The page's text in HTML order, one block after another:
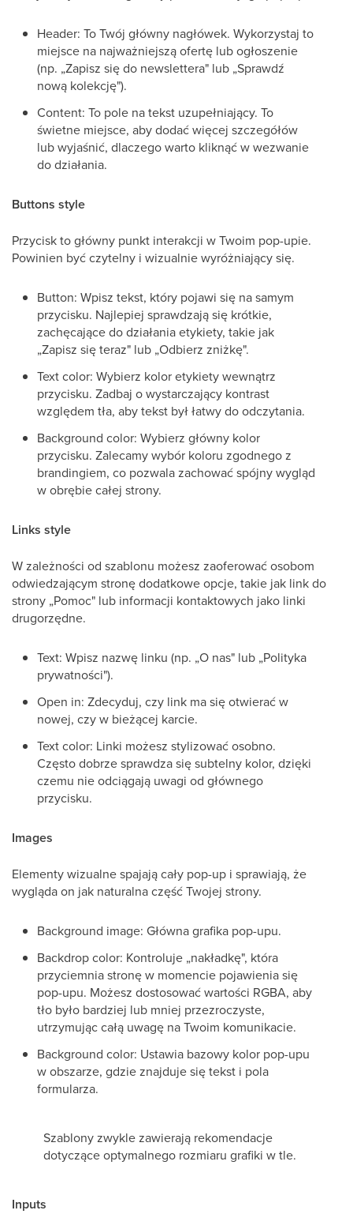
Header: To Twój główny nagłówek. Wykorzystaj to
miejsce na najważniejszą ofertę lub ogłoszenie
(np. „Zapisz się do newslettera" lub „Sprawdź
nową kolekcję").
Content: To pole na tekst uzupełniający. To
świetne miejsce, aby dodać więcej szczegółów
lub wyjaśnić, dlaczego warto kliknąć w wezwanie
do działania.
Buttons style
Przycisk to główny punkt interakcji w Twoim pop-upie.
Powinien być czytelny i wizualnie wyróżniający się.
Button: Wpisz tekst, który pojawi się na samym
przycisku. Najlepiej sprawdzają się krótkie,
zachęcające do działania etykiety, takie jak
„Zapisz się teraz" lub „Odbierz zniżkę".
Text color: Wybierz kolor etykiety wewnątrz
przycisku. Zadbaj o wystarczający kontrast
względem tła, aby tekst był łatwy do odczytania.
Background color: Wybierz główny kolor
przycisku. Zalecamy wybór koloru zgodnego z
brandingiem, co pozwala zachować spójny wygląd
w obrębie całej strony.
Links style
W zależności od szablonu możesz zaoferować osobom
odwiedzającym stronę dodatkowe opcje, takie jak link do
strony „Pomoc" lub informacji kontaktowych jako linki
drugorzędne.
Text: Wpisz nazwę linku (np. „O nas" lub „Polityka
prywatności").
Open in: Zdecyduj, czy link ma się otwierać w
nowej, czy w bieżącej karcie.
Text color: Linki możesz stylizować osobno.
Często dobrze sprawdza się subtelny kolor, dzięki
czemu nie odciągają uwagi od głównego
przycisku.
Images
Elementy wizualne spajają cały pop-up i sprawiają, że
wygląda on jak naturalna część Twojej strony.
Background image: Główna grafika pop-upu.
Backdrop color: Kontroluje „nakładkę", która
przyciemnia stronę w momencie pojawienia się
pop-upu. Możesz dostosować wartości RGBA, aby
tło było bardziej lub mniej przezroczyste,
utrzymując całą uwagę na Twoim komunikacie.
Background color: Ustawia bazowy kolor pop-upu
w obszarze, gdzie znajduje się tekst i pola
formularza.
Szablony zwykle zawierają rekomendacje
dotyczące optymalnego rozmiaru grafiki w tle.
Inputs